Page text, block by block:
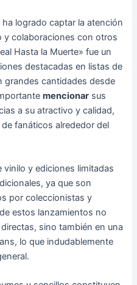
logrado captar la atención
y colaboraciones con otros
Hasta la Muerte» fue un
destacadas en listas de
grandes cantidades desde
mencionar sus
a su atractivo y calidad,
fanáticos alrededor del
y ediciones limitadas
ya que son
por coleccionistas y
estos lanzamientos no
sino también en una
lo que indudablemente